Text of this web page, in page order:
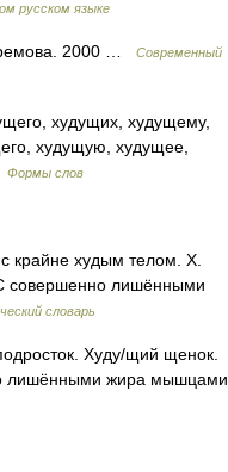
русском языке
2000 …
Современный
худущих, худущему,
худущую, худущее,
Формы слов
худым телом. Х.
совершенно лишёнными
словарь
Худу/щий щенок.
лишёнными жира мышцами